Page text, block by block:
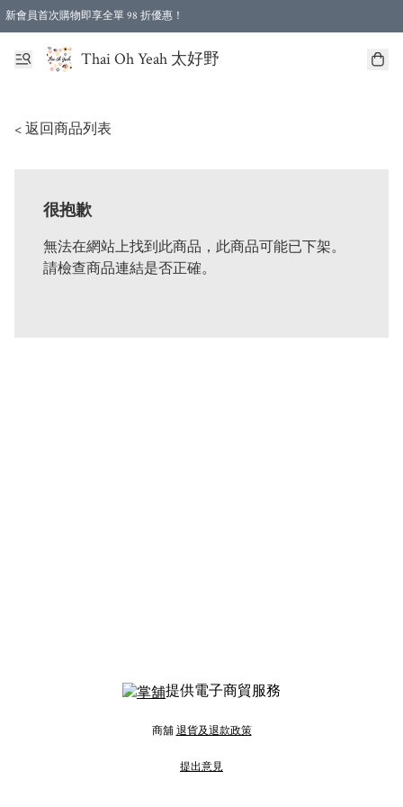
新會員首次購物即享全單 98 折優惠！
特選會員可享全單低至 96 折優惠！
Thai Oh Yeah 太好野
< 返回商品列表
很抱歉
無法在網站上找到此商品，此商品可能已下架。
請檢查商品連結是否正確。
提供電子商貿服務
商舖 退貨及退款政策
提出意見